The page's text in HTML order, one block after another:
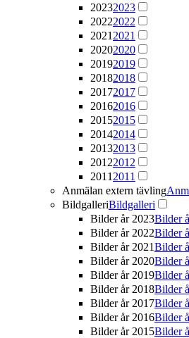
20232023
20222022
2021 2021
20202020
20192019
20182018
20172017
20162016
20152015
20142014
20132013
20122012
2011 2011
Anmälan extern tävling
BildgalleriBildgalleri
Bilder år 2023Bilder
Bilder år 2022Bilder
Bilder år 2021Bilder
Bilder år 2020Bilder
Bilder år 2019Bilder
Bilder år 2018Bilder
Bilder år 2017Bilder
Bilder år 2016Bilder
Bilder år 2015Bilder